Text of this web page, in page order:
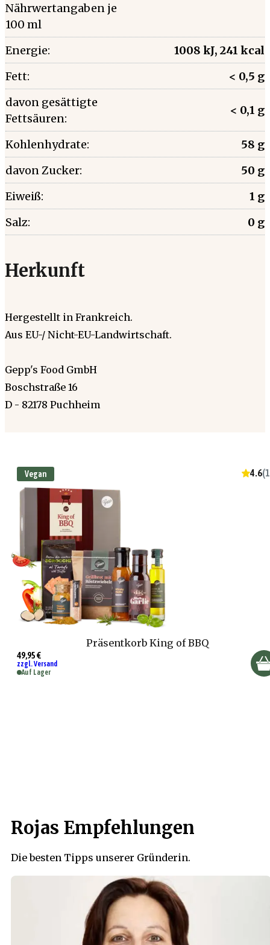
Nährwertangaben je
100 ml
Energie:
1008 kJ, 241 kcal
Fett:
< 0,5 g
davon gesättigte
Fettsäuren:
< 0,1 g
Kohlenhydrate:
58 g
davon Zucker:
50 g
Eiweiß:
1 g
Salz:
0 g
Herkunft
Hergestellt in Frankreich.
Aus EU-/ Nicht-EU-Landwirtschaft.
Gepp's Food GmbH
Boschstraße 16
D - 82178 Puchheim
Vegan 4.6(
Präsentkorb King of BBQ
49,95 €
zzgl. Versand
Auf Lager
Rojas Empfehlungen
Die besten Tipps unserer Gründerin.